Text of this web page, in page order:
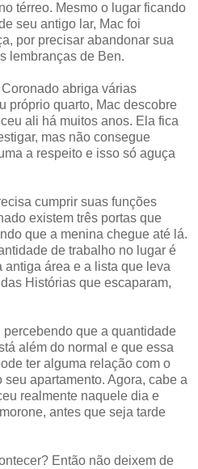
térreo. Mesmo o lugar ficando
seu antigo lar, Mac foi
por precisar abandonar sua
lembranças de Ben.
abriga várias
próprio quarto, Mac descobre
ali há muitos anos. Ela fica
mas não consegue
a respeito e isso só aguça
cumprir suas funções
existem três portas que
que a menina chegue até lá.
de trabalho no lugar é
antiga área e a lista que leva
Histórias que escaparam,
que a quantidade
além do normal e que essa
ter alguma relação com o
apartamento. Agora, cabe a
realmente naquele dia e
antes que seja tarde
Então não deixem de